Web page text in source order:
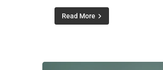
Read More